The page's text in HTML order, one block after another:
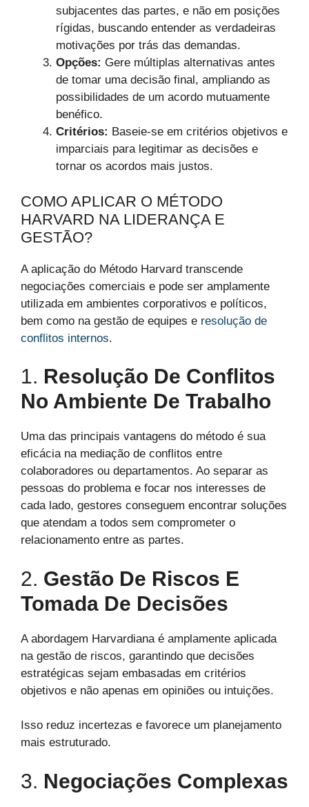
subjacentes das partes, e não em posições
rígidas, buscando entender as verdadeiras
motivações por trás das demandas.
Opções: Gere múltiplas alternativas antes
de tomar uma decisão final, ampliando as
possibilidades de um acordo mutuamente
benéfico.
Critérios: Baseie-se em critérios objetivos e
imparciais para legitimar as decisões e
tornar os acordos mais justos.
COMO APLICAR O MÉTODO
HARVARD NA LIDERANÇA E
GESTÃO?
A aplicação do Método Harvard transcende
negociações comerciais e pode ser amplamente
utilizada em ambientes corporativos e políticos,
bem como na gestão de equipes e resolução de
conflitos internos.
1. Resolução De Conflitos
No Ambiente De Trabalho
Uma das principais vantagens do método é sua
eficácia na mediação de conflitos entre
colaboradores ou departamentos. Ao separar as
pessoas do problema e focar nos interesses de
cada lado, gestores conseguem encontrar soluções
que atendam a todos sem comprometer o
relacionamento entre as partes.
2. Gestão De Riscos E
Tomada De Decisões
A abordagem Harvardiana é amplamente aplicada
na gestão de riscos, garantindo que decisões
estratégicas sejam embasadas em critérios
objetivos e não apenas em opiniões ou intuições.
Isso reduz incertezas e favorece um planejamento
mais estruturado.
3. Negociações Complexas